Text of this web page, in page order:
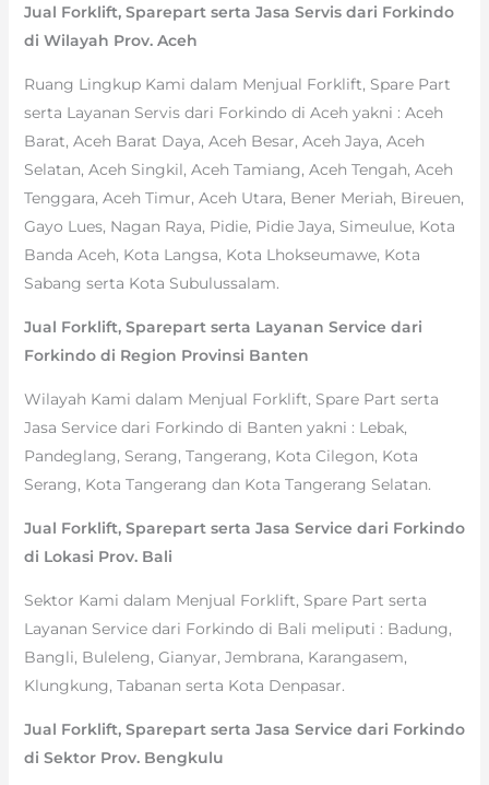
Jual Forklift, Sparepart serta Jasa Servis dari Forkindo
di Wilayah Prov. Aceh
Ruang Lingkup Kami dalam Menjual Forklift, Spare Part
serta Layanan Servis dari Forkindo di Aceh yakni : Aceh
Barat, Aceh Barat Daya, Aceh Besar, Aceh Jaya, Aceh
Selatan, Aceh Singkil, Aceh Tamiang, Aceh Tengah, Aceh
Tenggara, Aceh Timur, Aceh Utara, Bener Meriah, Bireuen,
Gayo Lues, Nagan Raya, Pidie, Pidie Jaya, Simeulue, Kota
Banda Aceh, Kota Langsa, Kota Lhokseumawe, Kota
Sabang serta Kota Subulussalam.
Jual Forklift, Sparepart serta Layanan Service dari
Forkindo di Region Provinsi Banten
Wilayah Kami dalam Menjual Forklift, Spare Part serta
Jasa Service dari Forkindo di Banten yakni : Lebak,
Pandeglang, Serang, Tangerang, Kota Cilegon, Kota
Serang, Kota Tangerang dan Kota Tangerang Selatan.
Jual Forklift, Sparepart serta Jasa Service dari Forkindo
di Lokasi Prov. Bali
Sektor Kami dalam Menjual Forklift, Spare Part serta
Layanan Service dari Forkindo di Bali meliputi : Badung,
Bangli, Buleleng, Gianyar, Jembrana, Karangasem,
Klungkung, Tabanan serta Kota Denpasar.
Jual Forklift, Sparepart serta Jasa Service dari Forkindo
di Sektor Prov. Bengkulu